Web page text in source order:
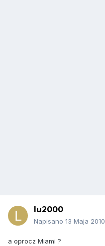
lu2000
Napisano 13 Maja 2010
a oprocz Miami ?